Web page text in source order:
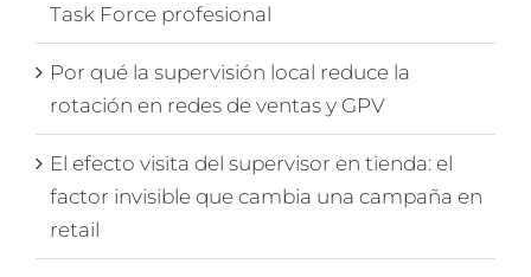
Task Force profesional
Por qué la supervisión local reduce la
rotación en redes de ventas y GPV
El efecto visita del supervisor en tienda: el
factor invisible que cambia una campaña en
retail